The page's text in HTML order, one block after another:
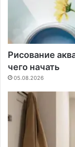
Рисование
чего начать
05.08.2026